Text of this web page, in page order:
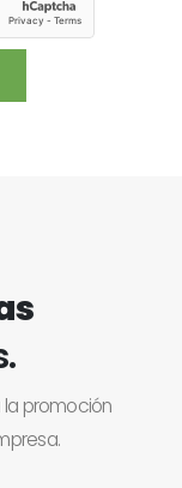
la promoción